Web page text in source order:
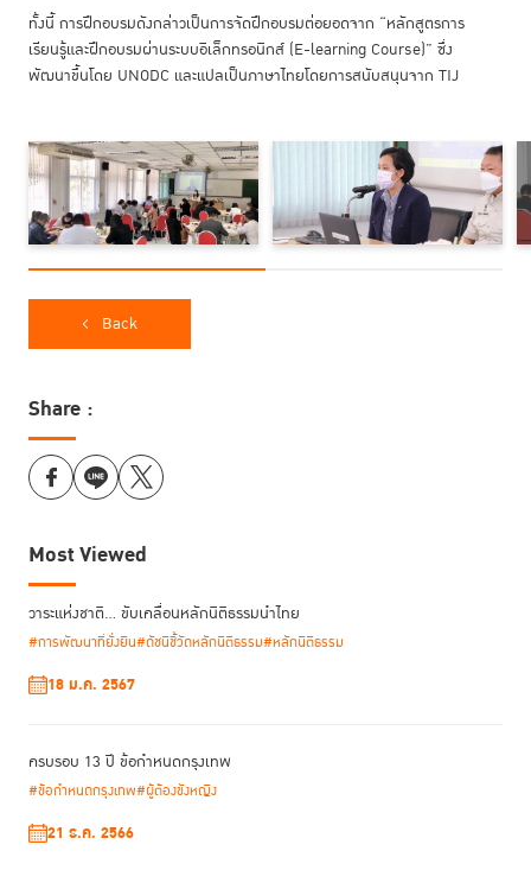
ทั้งนี้ การฝึกอบรมดังกล่าวเป็นการจัดฝึกอบรมต่อยอดจาก “หลักสูตรการ
เรียนรู้และฝึกอบรมผ่านระบบอิเล็กทรอนิกส์ (E-learning Course)” ซึ่ง
พัฒนาขึ้นโดย UNODC และแปลเป็นภาษาไทยโดยการสนับสนุนจาก TIJ
Back
Share :
Most Viewed
วาระแห่งชาติ… ขับเคลื่อนหลักนิติธรรมนำไทย
#การพัฒนาที่ยั่งยืน#ดัชนีชี้วัดหลักนิติธรรม#หลักนิติธรรม
18 ม.ค. 2567
ครบรอบ 13 ปี ข้อกำหนดกรุงเทพ
#ข้อกำหนดกรุงเทพ#ผู้ต้องขังหญิง
21 ธ.ค. 2566